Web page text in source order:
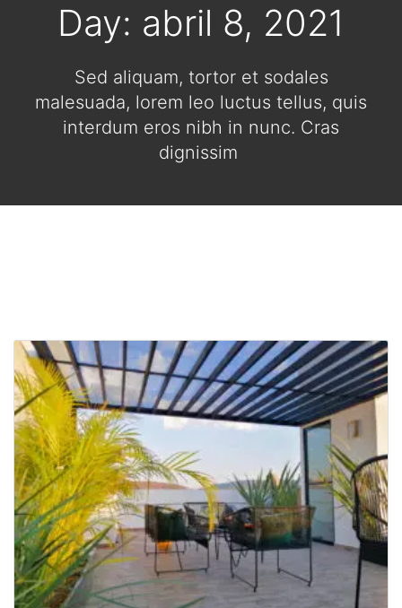
Day: abril 8, 2021
Sed aliquam, tortor et sodales
malesuada, lorem leo luctus tellus, quis
interdum eros nibh in nunc. Cras
dignissim